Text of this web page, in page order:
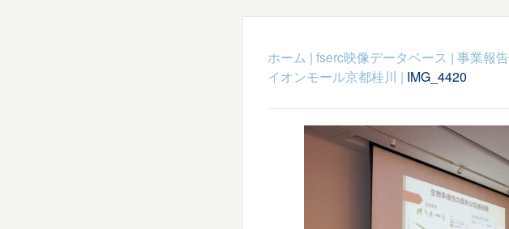
ホーム | fserc映像データベース | 事業報告
イオンモール京都桂川 | IMG_4420